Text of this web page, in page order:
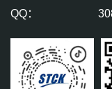
QQ：